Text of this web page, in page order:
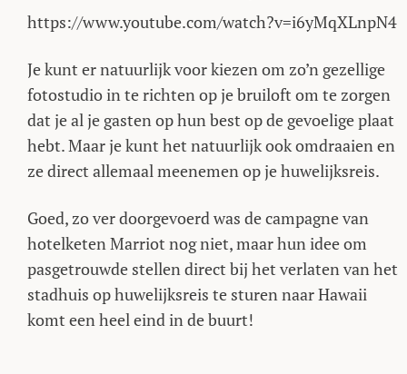
https://www.youtube.com/watch?v=i6yMqXLnpN4
Je kunt er natuurlijk voor kiezen om zo’n gezellige
fotostudio in te richten op je bruiloft om te zorgen
dat je al je gasten op hun best op de gevoelige plaat
hebt. Maar je kunt het natuurlijk ook omdraaien en
ze direct allemaal meenemen op je huwelijksreis.
Goed, zo ver doorgevoerd was de campagne van
hotelketen Marriot nog niet, maar hun idee om
pasgetrouwde stellen direct bij het verlaten van het
stadhuis op huwelijksreis te sturen naar Hawaii
komt een heel eind in de buurt!